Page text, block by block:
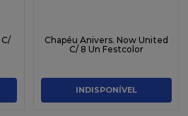
Chapéu Anivers. Now United
C/ 8 Un Festcolor
INDISPONÍVEL